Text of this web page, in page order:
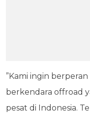
”Kami ingin
berkendara offroad
pesat di Indonesia.